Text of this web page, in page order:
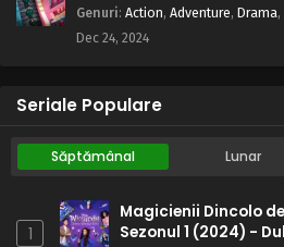
Genuri: Action, Adventure, Drama,
Dec 24, 2024
Seriale Populare
Săptămânal Lunar
1
Magicienii Dincolo
Sezonul 1 (2024) -